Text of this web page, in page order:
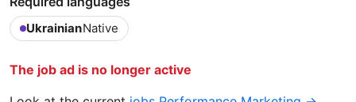
UkrainianNative
The job ad is no longer active